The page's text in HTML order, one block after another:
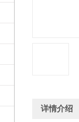
详情介绍